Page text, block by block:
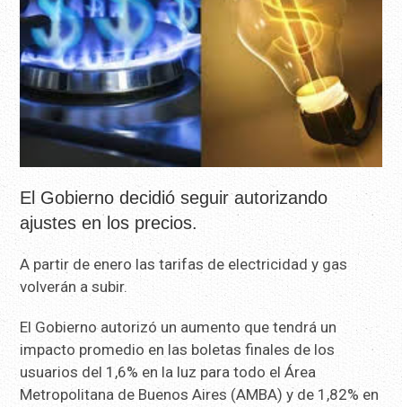
El Gobierno decidió seguir autorizando
ajustes en los precios.
A partir de enero las tarifas de electricidad y gas
volverán a subir.
El Gobierno autorizó un aumento que tendrá un
impacto promedio en las boletas finales de los
usuarios del 1,6% en la luz para todo el Área
Metropolitana de Buenos Aires (AMBA) y de 1,82% en